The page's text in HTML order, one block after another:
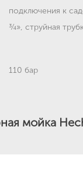
подключения к
¾», струйная
110 бар
мойка